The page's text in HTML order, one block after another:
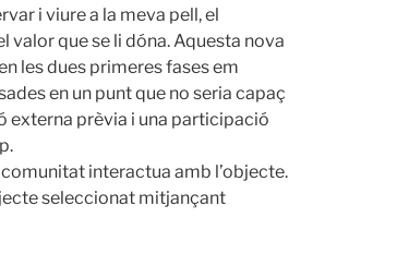
i viure a la meva pell, el
valor que se li dóna. Aquesta nova
les dues primeres fases em
en un punt que no seria capaç
externa prèvia i una participació
interactua amb l’objecte.
seleccionat mitjançant